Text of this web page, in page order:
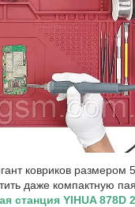
ковриков размером
даже компактную
станция YIHUA 878D